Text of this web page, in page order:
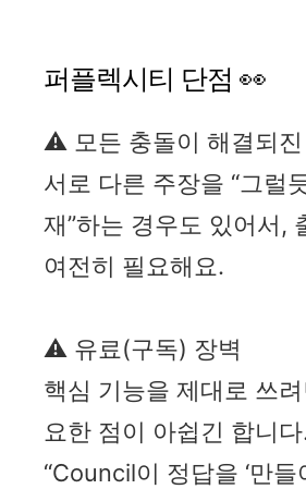
퍼플렉시티 단점 👀
⚠️ 모든 충돌이 해결되진
서로 다른 주장을 “그럴
재”하는 경우도 있어서,
여전히 필요해요.
⚠️ 유료(구독) 장벽
핵심 기능을 제대로 쓰
요한 점이 아쉽긴 합니
“Council이 정답을 ‘만들